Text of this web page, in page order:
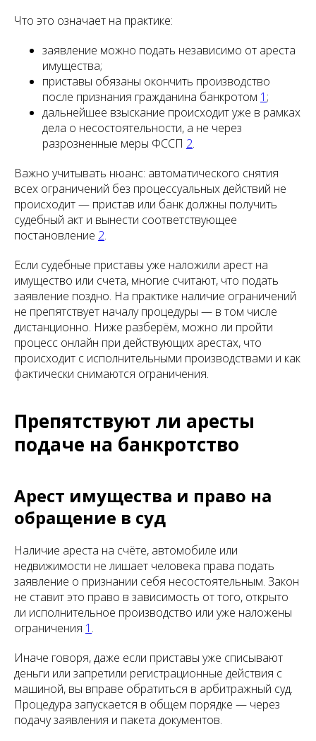
Что это означает на практике:
заявление можно подать независимо от ареста
имущества;
приставы обязаны окончить производство
после признания гражданина банкротом 1;
дальнейшее взыскание происходит уже в рамках
дела о несостоятельности, а не через
разрозненные меры ФССП 2.
Важно учитывать нюанс: автоматического снятия
всех ограничений без процессуальных действий не
происходит — пристав или банк должны получить
судебный акт и вынести соответствующее
постановление 2.
Если судебные приставы уже наложили арест на
имущество или счета, многие считают, что подать
заявление поздно. На практике наличие ограничений
не препятствует началу процедуры — в том числе
дистанционно. Ниже разберём, можно ли пройти
процесс онлайн при действующих арестах, что
происходит с исполнительными производствами и как
фактически снимаются ограничения.
Препятствуют ли аресты
подаче на банкротство
Арест имущества и право на
обращение в суд
Наличие ареста на счёте, автомобиле или
недвижимости не лишает человека права подать
заявление о признании себя несостоятельным. Закон
не ставит это право в зависимость от того, открыто
ли исполнительное производство или уже наложены
ограничения 1 .
Иначе говоря, даже если приставы уже списывают
деньги или запретили регистрационные действия с
машиной, вы вправе обратиться в арбитражный суд.
Процедура запускается в общем порядке — через
подачу заявления и пакета документов.